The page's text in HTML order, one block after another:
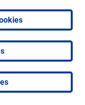
|Tvorba web
spol. s r.o.